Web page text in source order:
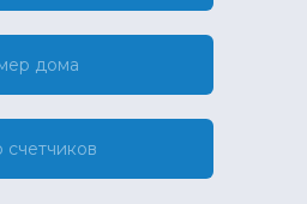
дома
счетчиков